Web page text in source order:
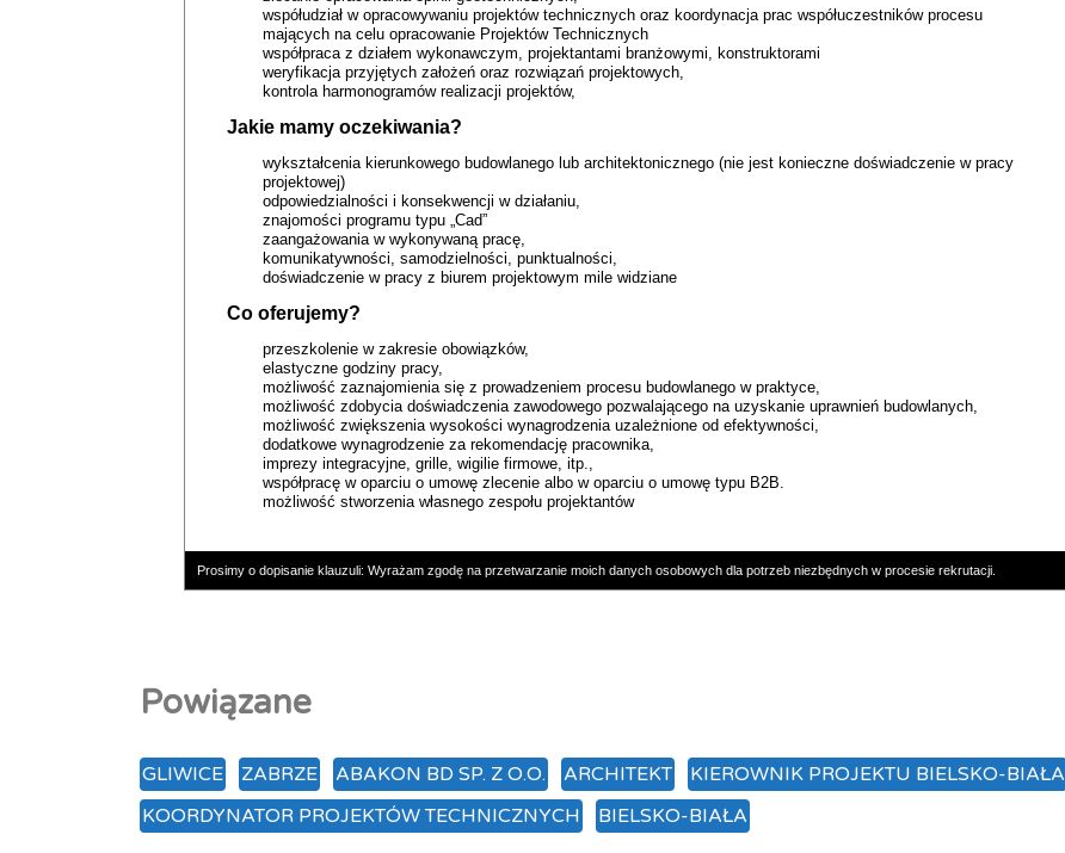
współudział w opracowywaniu projektów technicznych oraz koordynacja prac współuczestników procesu
mających na celu opracowanie Projektów Technicznych
współpraca z działem wykonawczym, projektantami branżowymi, konstruktorami
weryfikacja przyjętych założeń oraz rozwiązań projektowych,
kontrola harmonogramów realizacji projektów,
Jakie mamy oczekiwania?
wykształcenia kierunkowego budowlanego lub architektonicznego (nie jest konieczne doświadczenie w pracy
projektowej)
odpowiedzialności i konsekwencji w działaniu,
znajomości programu typu „Cad”
zaangażowania w wykonywaną pracę,
komunikatywności, samodzielności, punktualności,
doświadczenie w pracy z biurem projektowym mile widziane
Co oferujemy?
przeszkolenie w zakresie obowiązków,
elastyczne godziny pracy,
możliwość zaznajomienia się z prowadzeniem procesu budowlanego w praktyce,
możliwość zdobycia doświadczenia zawodowego pozwalającego na uzyskanie uprawnień budowlanych,
możliwość zwiększenia wysokości wynagrodzenia uzależnione od efektywności,
dodatkowe wynagrodzenie za rekomendację pracownika,
imprezy integracyjne, grille, wigilie firmowe, itp.,
współpracę w oparciu o umowę zlecenie albo w oparciu o umowę typu B2B.
możliwość stworzenia własnego zespołu projektantów
Prosimy o dopisanie klauzuli: Wyrażam zgodę na przetwarzanie moich danych osobowych dla potrzeb niezbędnych w procesie rekrutacji.
Powiązane
GLIWICE ZABRZE ABAKON BD SP. Z O.O. ARCHITEKT
KIEROWNIK PROJEKTU BIELSKO-BIAŁA
KOORDYNATOR PROJEKTÓW TECHNICZNYCH
BIELSKO-BIAŁA